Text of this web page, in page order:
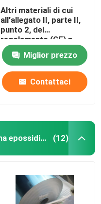
Altri materiali di cui
all'allegato II, parte II,
punto 2, del
regolamento (CE) n.
1907/2006
Miglior prezzo
Contattaci
di alluminio rivestito a resina epossidica (12)